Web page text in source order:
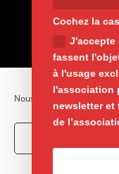
Nous utilisons des
Cochez la
J'accepte
fassent
à l'usage
l'association
newsletter et
de